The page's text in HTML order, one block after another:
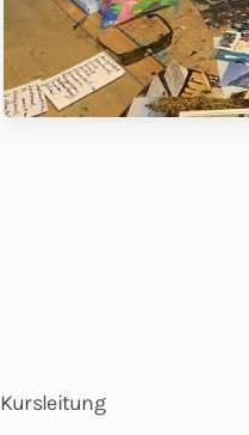
Kursleitung